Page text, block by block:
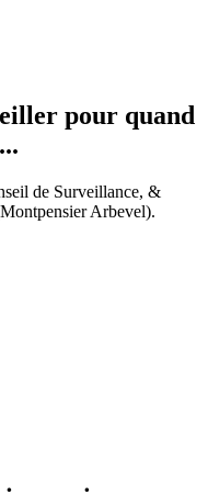
pour quand
de Surveillance, &
Arbevel).